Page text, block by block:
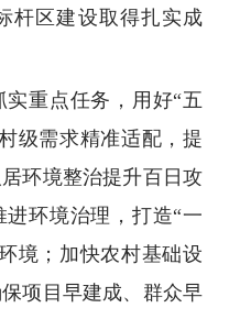
杆区建设取得扎实成
重点任务，用好“五
级需求精准适配，提
环境整治提升百日攻
进环境治理，打造“一
境；加快农村基础设
项目早建成、群众早